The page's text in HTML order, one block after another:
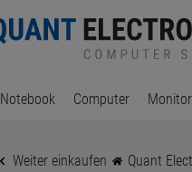
Notebook Computer
Weiter einkaufen Quant